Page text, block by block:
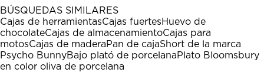
1
estrella
Esta
acción
abrirá
el
formulario
estrellas.
Esta
acción
abrirá
el
formulario
estrellas.
Esta
acción
abrirá
el
formulario
estrellas.
Esta
acción
abrirá
el
formulario
estrellas.
Esta
acción
abrirá
el
formulario
BÚSQUEDAS SIMILARES
Cajas de herramientasCajas fuertesHuevo de
chocolateCajas de almacenamientoCajas para
motosCajas de maderaPan de cajaShort de la marca
Psycho BunnyBajo plató de porcelanaPlato Bloomsbury
en color oliva de porcelana